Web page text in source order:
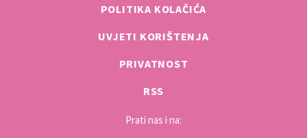
POLITIKA KOLAČIĆA
UVJETI KORIŠTENJA
PRIVATNOST
RSS
Prati nas i na: